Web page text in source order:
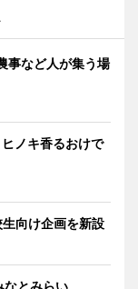
事など人が集う場
ノキ香るおけで
向け企画を新設
とみらい